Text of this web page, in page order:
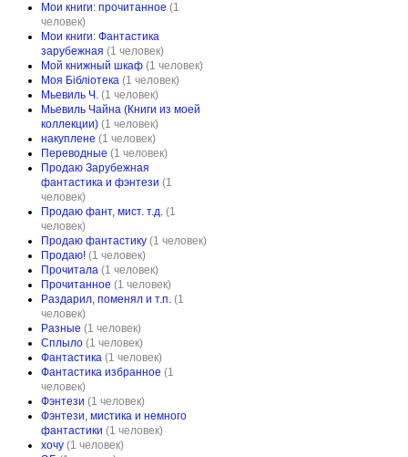
Мои книги: прочитанное (1
человек)
Мои книги: Фантастика
зарубежная (1 человек)
Мой книжный шкаф (1 человек)
Моя Бібліотека (1 человек)
Мьевиль Ч. (1 человек)
Мьевиль Чайна (Книги из моей
коллекции) (1 человек)
накуплене (1 человек)
Переводные (1 человек)
Продаю Зарубежная
фантастика и фэнтези (1
человек)
Продаю фант, мист. т.д. (1
человек)
Продаю фантастику (1 человек)
Продаю! (1 человек)
Прочитала (1 человек)
Прочитанное (1 человек)
Раздарил, поменял и т.п. (1
человек)
Разные (1 человек)
Сплыло (1 человек)
Фантастика (1 человек)
Фантастика избранное (1
человек)
Фэнтези (1 человек)
Фэнтези, мистика и немного
фантастики (1 человек)
хочу (1 человек)